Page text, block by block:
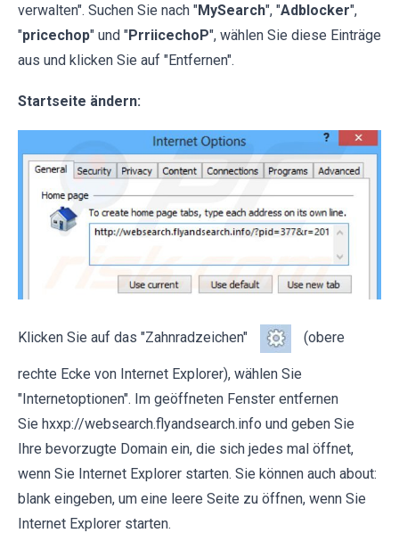
verwalten". Suchen Sie nach "MySearch", "Adblocker",
"pricechop" und "PrriicechoP", wählen Sie diese Einträge
aus und klicken Sie auf "Entfernen".
Startseite ändern:
Klicken Sie auf das "Zahnradzeichen" (obere
rechte Ecke von Internet Explorer), wählen Sie
"Internetoptionen". Im geöffneten Fenster entfernen
Sie hxxp://websearch.flyandsearch.info und geben Sie
Ihre bevorzugte Domain ein, die sich jedes mal öffnet,
wenn Sie Internet Explorer starten. Sie können auch about:
blank eingeben, um eine leere Seite zu öffnen, wenn Sie
Internet Explorer starten.